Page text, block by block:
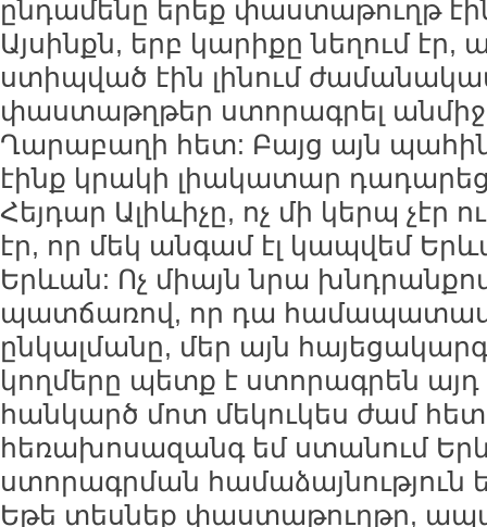
ընդամենը երեք փաստաթուղթ
Այսինքն, երբ կարիքը նեղում էր,
ստիպված էին լինում
փաստաթղթեր ստորագրել
Ղարաբաղի հետ: Բայց այն
էինք կրակի լիակատար
Հեյդար Ալիևիչը, ոչ մի կերպ չէր
էր, որ մեկ անգամ էլ կապվեմ
Երևան: Ոչ միայն նրա
պատճառով, որ դա
ընկալմանը, մեր այն
կողմերը պետք է ստորագրեն
հանկարծ մոտ մեկուկես ժամ
հեռախոսազանգ եմ ստանում
ստորագրման համաձայնություն
Եթե տեսնեք փաստաթուղթը,